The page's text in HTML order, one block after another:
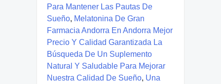
Para Mantener Las Pautas De
Sueño, Melatonina De Gran
Farmacia Andorra En Andorra Mejor
Precio Y Calidad Garantizada La
Búsqueda De Un Suplemento
Natural Y Saludable Para Mejorar
Nuestra Calidad De Sueño, Una